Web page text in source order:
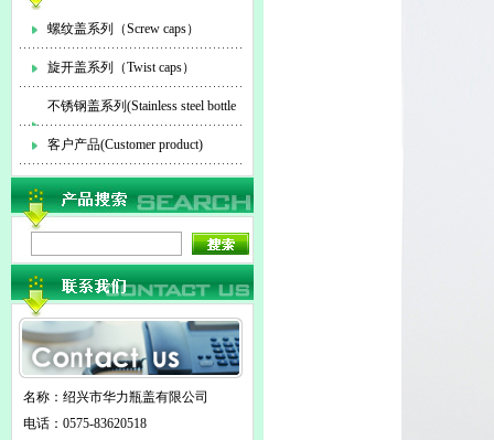
螺纹盖系列（Screw caps）
旋开盖系列（Twist caps）
不锈钢盖系列(Stainless steel bottle
cap)
客户产品(Customer product)
名称：绍兴市华力瓶盖有限公司
电话：0575-83620518